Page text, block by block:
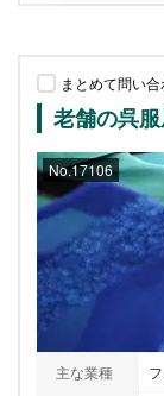
まとめて問い
老舗の呉
No.17106
主な業種